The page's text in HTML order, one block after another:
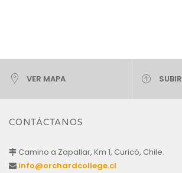
VER MAPA SUBIR
CONTÁCTANOS
Camino a Zapallar, Km 1, Curicó, Chile.
info@orchardcollege.cl